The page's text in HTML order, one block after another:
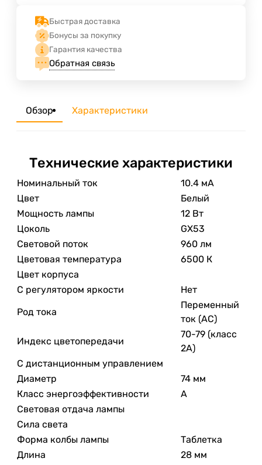
Быстрая доставка
Бонусы за покупку
Гарантия качества
Обратная связь
Обзор Характеристики
Технические характеристики
Номинальный ток
10.4 мА
Цвет
Белый
Мощность лампы
12 Вт
Цоколь
GX53
Световой поток
960 лм
Цветовая температура
6500 К
Цвет корпуса
С регулятором яркости
Нет
Род тока
Переменный
ток (AC)
Индекс цветопередачи
70-79 (класс
2А)
С дистанционным управлением
Диаметр
74 мм
Класс энергоэффективности
A
Световая отдача лампы
Сила света
Форма колбы лампы
Таблетка
Длина
28 мм